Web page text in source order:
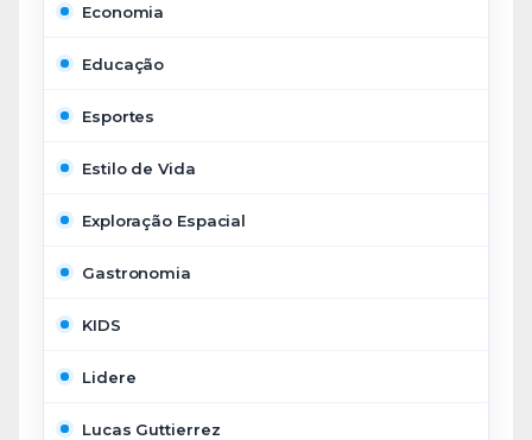
Economia
Educação
Esportes
Estilo de Vida
Exploração Espacial
Gastronomia
KIDS
Lidere
Lucas Guttierrez